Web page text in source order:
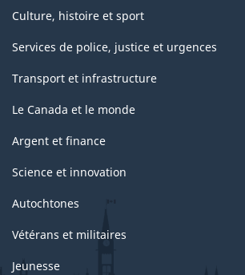
Culture, histoire et sport
Services de police, justice et urgences
Transport et infrastructure
Le Canada et le monde
Argent et finance
Science et innovation
Autochtones
Vétérans et militaires
Jeunesse